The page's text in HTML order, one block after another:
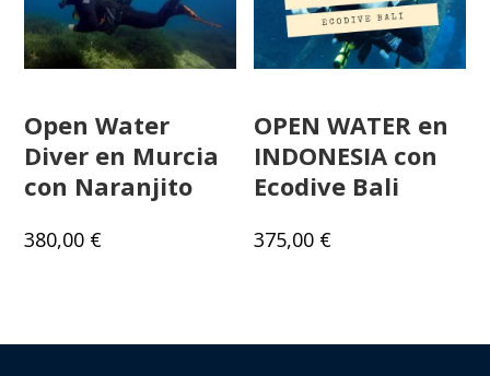
Open Water
Diver en Murcia
con Naranjito
380,00 €
OPEN WATER en
INDONESIA con
Ecodive Bali
375,00 €